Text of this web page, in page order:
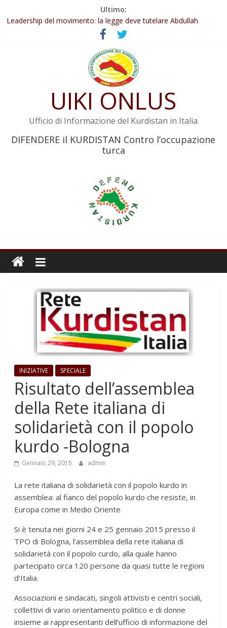
Ultimo:
Abdullah Öcalan: Le legge negativa deve essere trasformata in
legge positiva
Leadership del movimento: la legge deve tutelare Abdullah
Commissione donne del KNK: Şengal è di nuovo sotto minaccia
Non tenere conto della situazione di Rêber Apo ostacolerebbe
Il KNK chiede un’azione internazionale contro i crimini di guerra
UIKI ONLUS
Ufficio di Informazione del Kurdistan in Italia
DIFENDERE il KURDISTAN Contro l’occupazione
turca
INIZIATIVE SPECIALE
Risultato dell’assemblea
della Rete italiana di
solidarietà con il popolo
kurdo -Bologna
Gennaio 29, 2015 admin
La rete italiana di solidarietà con il popolo kurdo in
assemblea: al fianco del popolo kurdo che resiste, in
Europa come in Medio Oriente
Si è tenuta nei giorni 24 e 25 gennaio 2015 presso il
TPO di Bologna, l’assemblea della rete italiana di
solidarietà con il popolo curdo, alla quale hanno
partecipato circa 120 persone da quasi tutte le regioni
d’Italia.
Associazioni e sindacati, singoli attivisti e centri sociali,
collettivi di vario orientamento politico e di donne
insieme ai rappresentanti dell’ufficio di informazione del